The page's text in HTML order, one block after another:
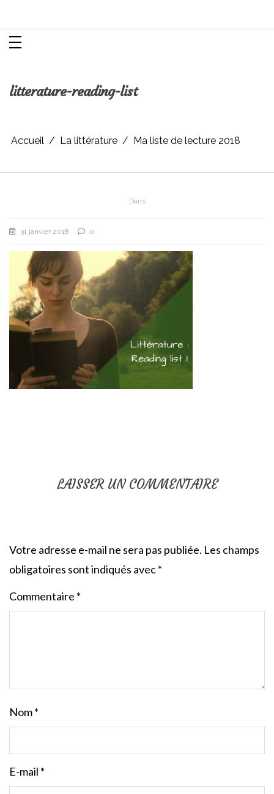
litterature-reading-list
Accueil La littérature Ma liste de lecture 2018
Dans
31 janvier 2018 0
LAISSER UN COMMENTAIRE
Votre adresse e-mail ne sera pas publiée. Les champs
obligatoires sont indiqués avec*
Commentaire *
Nom*
E-mail *